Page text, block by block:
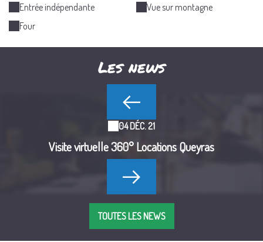
Entrée indépendante
Four
Vue sur montagne
Les news
04 DÉC. 21
Visite virtuelle 360° Locations Queyras
TOUTES LES NEWS